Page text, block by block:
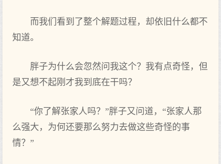
而我们看到了整个解题过程，却依旧什么都不
知道。
胖子为什么会忽然问我这个？我有点奇怪，但
是又想不起刚才我到底在干吗？
“你了解张家人吗？”胖子又问道，“张家人那
么强大，为何还要那么努力去做这些奇怪的事
情？”